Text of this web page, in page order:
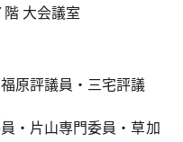
大会議室
原評議員・三宅評議
・片山専門委員・草加